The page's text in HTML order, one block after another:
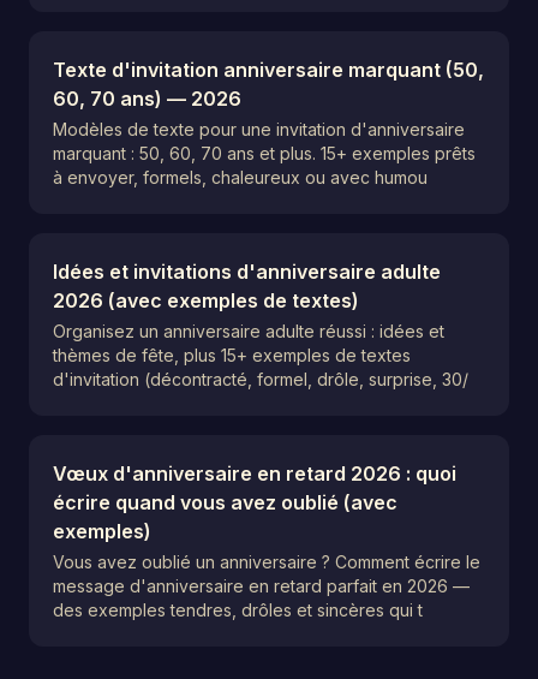
Texte d'invitation anniversaire marquant (50,
60, 70 ans) — 2026
Modèles de texte pour une invitation d'anniversaire
marquant : 50, 60, 70 ans et plus. 15+ exemples prêts
à envoyer, formels, chaleureux ou avec humou
Idées et invitations d'anniversaire adulte
2026 (avec exemples de textes)
Organisez un anniversaire adulte réussi : idées et
thèmes de fête, plus 15+ exemples de textes
d'invitation (décontracté, formel, drôle, surprise, 30/
Vœux d'anniversaire en retard 2026 : quoi
écrire quand vous avez oublié (avec
exemples)
Vous avez oublié un anniversaire ? Comment écrire le
message d'anniversaire en retard parfait en 2026 —
des exemples tendres, drôles et sincères qui t